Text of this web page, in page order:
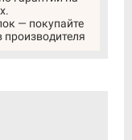
— покупайте